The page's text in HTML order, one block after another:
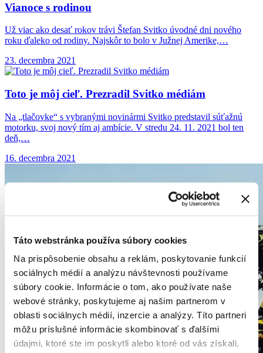
Táto webstránka používa súbory cookies
Na prispôsobenie obsahu a reklám, poskytovanie funkcií
sociálnych médií a analýzu návštevnosti používame
súbory cookie. Informácie o tom, ako používate naše
webové stránky, poskytujeme aj našim partnerom v
oblasti sociálnych médií, inzercie a analýzy. Títo partneri
môžu príslušné informácie skombinovať s ďalšími
údajmi, ktoré ste im poskytli alebo ktoré od vás získali,
Vianoce s rodinou
Už viac ako desať rokov trávi Štefan Svitko úvodné dni nového
roku ďaleko od rodiny. Najskôr to bolo v Južnej Amerike,…
23. decembra 2021
Toto je môj cieľ. Prezradil Svitko médiám
Na „tlačovke“ s vybranými novinármi Svitko predstavil súťažnú
motorku, svoj nový tím aj ambície. V stredu 24. 11. 2021 bol ten
deň,…
16. decembra 2021